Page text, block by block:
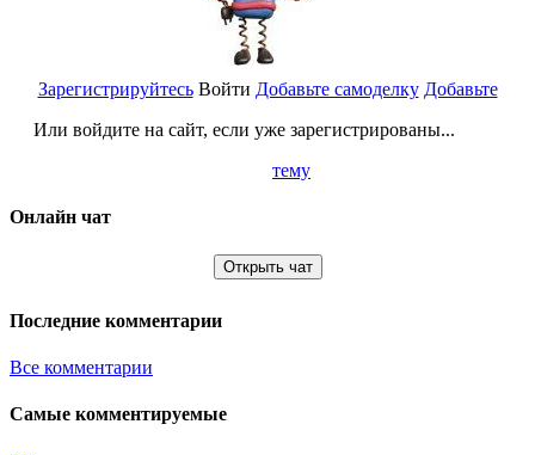
Зарегистрируйтесь
Или войдите на сайт, если уже зарегистрированы...
Войти Добавьте самоделку Добавьте
тему
Онлайн чат
Открыть чат
Последние комментарии
Все комментарии
Самые комментируемые